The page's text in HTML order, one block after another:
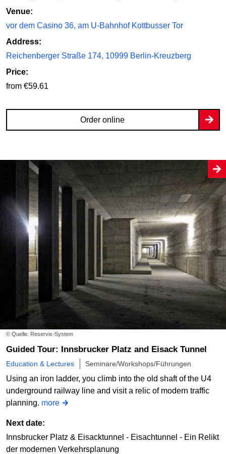
Venue:
vor dem Casino 36, am U-Bahnhof Kottbusser Tor
Address:
Reichenberger Straße 174, 10999 Berlin-Kreuzberg
Price:
from €59.61
Order online
© Quelle: Reservix-System
Guided Tour: Innsbrucker Platz and Eisack Tunnel
Education & Lectures Seminare/Workshops/Führungen
Using an iron ladder, you climb into the old shaft of the U4
underground railway line and visit a relic of modern traffic
planning. more
Next date:
Innsbrucker Platz & Eisacktunnel - Eisachtunnel - Ein Relikt
der modernen Verkehrsplanung